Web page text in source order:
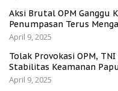
Aksi Brutal OPM Ganggu
Penumpasan Terus
April 9, 2025
Tolak Provokasi OPM,
Stabilitas Keamanan
April 9, 2025